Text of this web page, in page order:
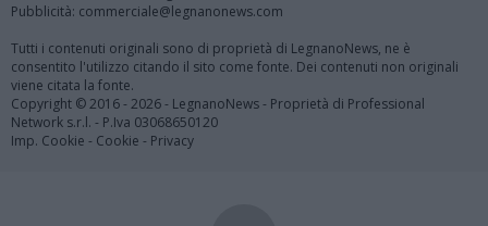
Pubblicità: commerciale@legnanonews.com
Tutti i contenuti originali sono di proprietà di LegnanoNews, ne è
consentito l'utilizzo citando il sito come fonte. Dei contenuti non originali
viene citata la fonte.
Copyright © 2016 - 2026 - LegnanoNews - Proprietà di Professional
Network s.r.l. - P.Iva 03068650120
Imp. Cookie - Cookie - Privacy